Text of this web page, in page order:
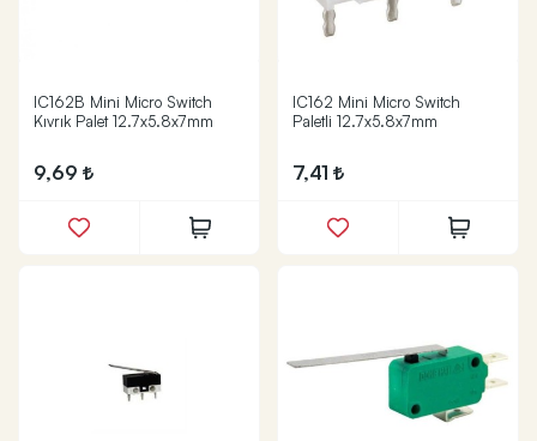
IC162B Mini Micro Switch
Kıvrık Palet 12.7x5.8x7mm
9,69
IC162 Mini Micro Switch
Paletli 12.7x5.8x7mm
7,41